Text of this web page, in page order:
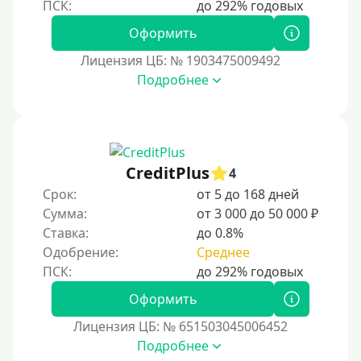
Оформить
Лицензия ЦБ: № 1903475009492
Подробнее
CreditPlus
4
Срок:
от 5 до 168 дней
Сумма:
от 3 000 до 50 000 ₽
Ставка:
до 0.8%
Одобрение:
Среднее
Оформить
Лицензия ЦБ: № 651503045006452
Подробнее